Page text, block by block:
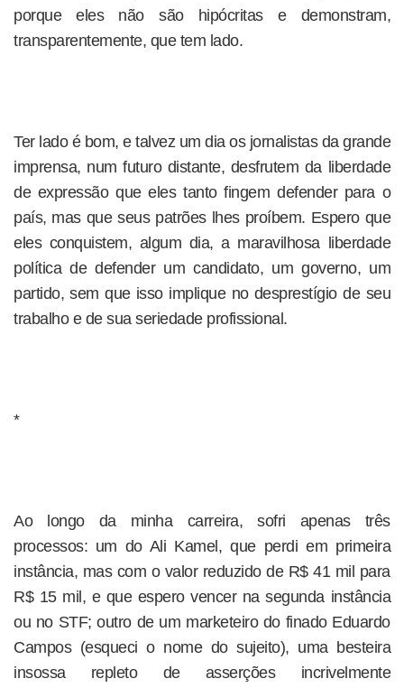
porque eles não são hipócritas e demonstram,
transparentemente, que tem lado.
Ter lado é bom, e talvez um dia os jornalistas da grande
imprensa, num futuro distante, desfrutem da liberdade
de expressão que eles tanto fingem defender para o
país, mas que seus patrões lhes proíbem. Espero que
eles conquistem, algum dia, a maravilhosa liberdade
política de defender um candidato, um governo, um
partido, sem que isso implique no desprestígio de seu
trabalho e de sua seriedade profissional.
*
Ao longo da minha carreira, sofri apenas três
processos: um do Ali Kamel, que perdi em primeira
instância, mas com o valor reduzido de R$ 41 mil para
R$ 15 mil, e que espero vencer na segunda instância
ou no STF; outro de um marketeiro do finado Eduardo
Campos (esqueci o nome do sujeito), uma besteira
insossa repleto de asserções incrivelmente